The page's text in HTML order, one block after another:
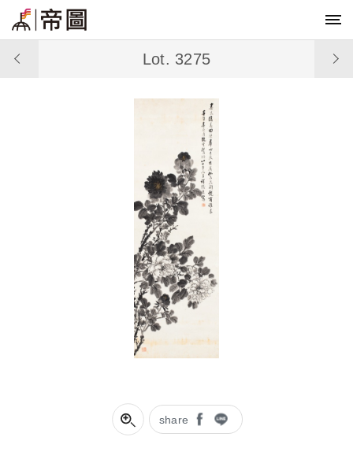
share
Lot. 3275